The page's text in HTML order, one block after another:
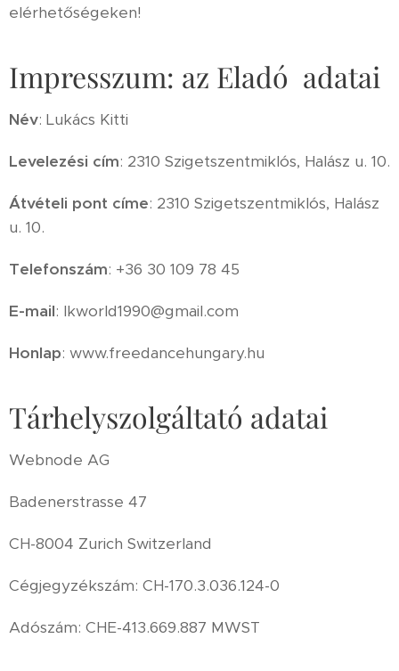
elérhetőségeken!
Impresszum: az Eladó adatai
Név: Lukács Kitti
Levelezési cím: 2310 Szigetszentmiklós, Halász u. 10.
Átvételi pont címe: 2310 Szigetszentmiklós, Halász
u. 10.
Telefonszám: +36 30 109 78 45
E-mail: lkworld1990@gmail.com
Honlap: www.freedancehungary.hu
Tárhelyszolgáltató adatai
Webnode AG
Badenerstrasse 47
CH-8004 Zurich Switzerland
Cégjegyzékszám: CH-170.3.036.124-0
Adószám: CHE-413.669.887 MWST